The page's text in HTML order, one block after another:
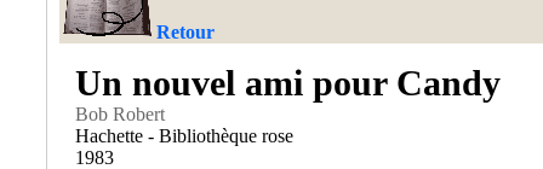
Retour
Un nouvel ami pour Candy
Bob Robert
Hachette - Bibliothèque rose
1983